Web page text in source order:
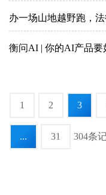
衡问AI | 你的AI产品
1 2 3
... 31 304条